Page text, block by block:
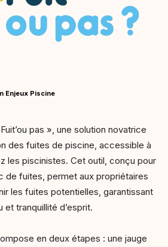
Enjeux Piscine
pas », une solution novatrice
des fuites de piscine, accessible à
les piscinistes. Cet outil, conçu pour
de fuites, permet aux propriétaires
les fuites potentielles, garantissant
et tranquillité d’esprit.
en deux étapes : une jauge